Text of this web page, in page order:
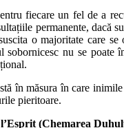
fiecare un fel de a
permanente, dacă
o majoritate care
nu se poate
în măsura în care
pieritoare.
l’Esprit (Chemarea